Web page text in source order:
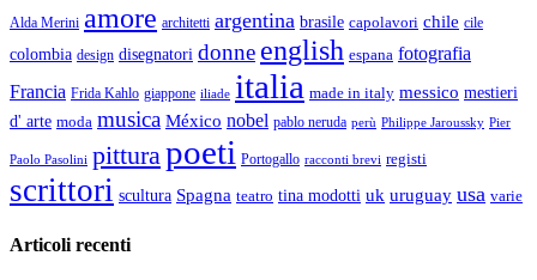
Alda Merini amore architetti argentina brasile capolavori chile cile
colombia design disegnatori donne english espana fotografia
Francia Frida Kahlo giappone iliade italia made in italy messico mestieri
d' arte moda musica México nobel pablo neruda perù Philippe Jaroussky Pier
Paolo Pasolini pittura poeti Portogallo racconti brevi registi
scrittori scultura Spagna teatro tina modotti uk uruguay usa varie
Articoli recenti